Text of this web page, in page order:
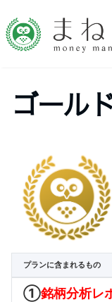
ゴール
プランに含まれるもの
①銘柄分析レ